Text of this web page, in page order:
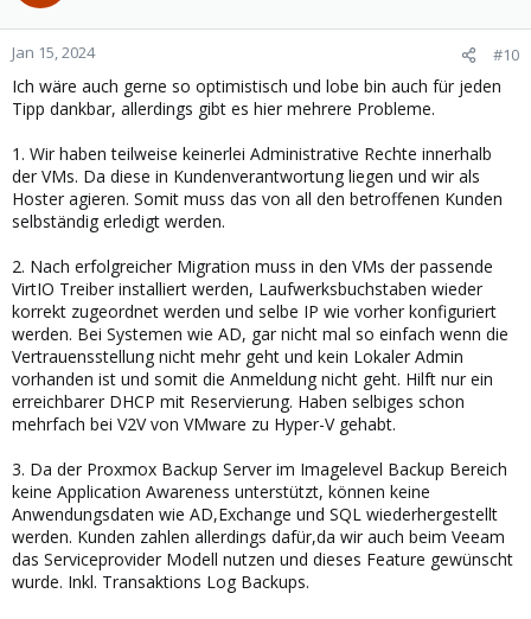
o
n
s
:
Jan 15, 2024 #10
Ich wäre auch gerne so optimistisch und lobe bin auch für jeden
Tipp dankbar, allerdings gibt es hier mehrere Probleme.
1. Wir haben teilweise keinerlei Administrative Rechte innerhalb
der VMs. Da diese in Kundenverantwortung liegen und wir als
Hoster agieren. Somit muss das von all den betroffenen Kunden
selbständig erledigt werden.
2. Nach erfolgreicher Migration muss in den VMs der passende
VirtIO Treiber installiert werden, Laufwerksbuchstaben wieder
korrekt zugeordnet werden und selbe IP wie vorher konfiguriert
werden. Bei Systemen wie AD, gar nicht mal so einfach wenn die
Vertrauensstellung nicht mehr geht und kein Lokaler Admin
vorhanden ist und somit die Anmeldung nicht geht. Hilft nur ein
erreichbarer DHCP mit Reservierung. Haben selbiges schon
mehrfach bei V2V von VMware zu Hyper-V gehabt.
3. Da der Proxmox Backup Server im Imagelevel Backup Bereich
keine Application Awareness unterstützt, können keine
Anwendungsdaten wie AD,Exchange und SQL wiederhergestellt
werden. Kunden zahlen allerdings dafür,da wir auch beim Veeam
das Serviceprovider Modell nutzen und dieses Feature gewünscht
wurde. Inkl. Transaktions Log Backups.